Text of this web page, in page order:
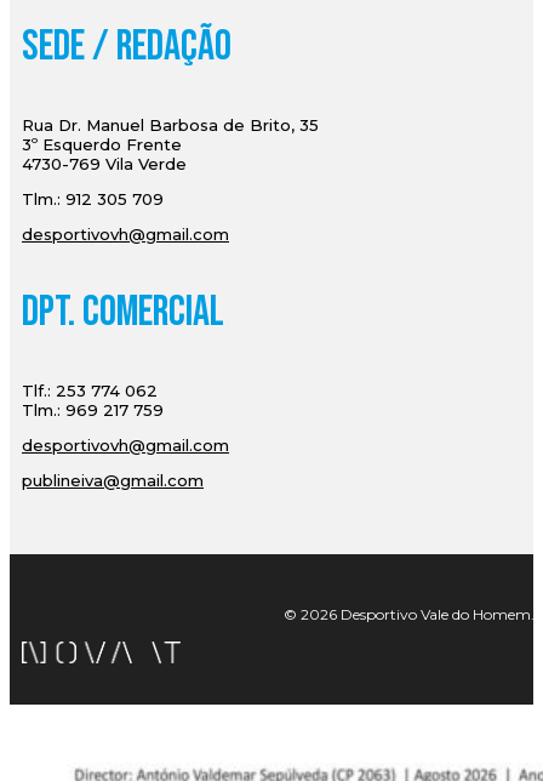
Sede / Redação
Rua Dr. Manuel Barbosa de Brito, 35
3º Esquerdo Frente
4730-769 Vila Verde
Tlm.: 912 305 709
desportivovh@gmail.com
Dpt. Comercial
Tlf.: 253 774 062
Tlm.: 969 217 759
desportivovh@gmail.com
publineiva@gmail.com
© 2026 Desportivo Vale do Homem.